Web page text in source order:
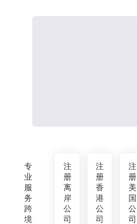
专
业
服
务
跨
境
注
册
离
岸
公
司
注
册
香
港
公
司
注
册
美
国
公
司